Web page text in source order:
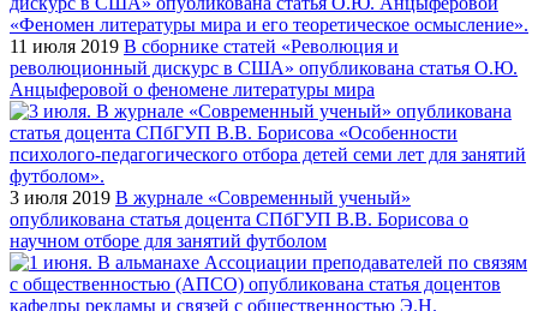
11 июля 2019 В сборнике статей «Революция и
революционный дискурс в США» опубликована статья О.Ю.
Анцыферовой о феномене литературы мира
3 июля 2019 В журнале «Современный ученый»
опубликована статья доцента СПбГУП В.В. Борисова о
научном отборе для занятий футболом